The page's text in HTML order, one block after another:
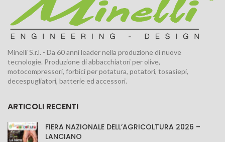
Minelli S.r.l. - Da 60 anni leader nella produzione di nuove
tecnologie. Produzione di abbacchiatori per olive,
motocompressori, forbici per potatura, potatori, tosasiepi,
decespugliatori, batterie ed accessori.
ARTICOLI RECENTI
FIERA NAZIONALE DELL’AGRICOLTURA 2026 –
LANCIANO